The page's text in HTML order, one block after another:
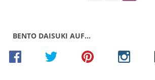
BENTO DAISUKI AUF…